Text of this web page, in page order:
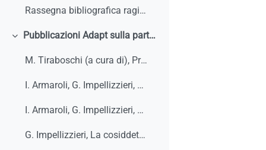
Rassegna bibliografica ragionata per la lettura della legge di iniziativa popolare
Minimizza
Pubblicazioni Adapt sulla partecipazione
M. Tiraboschi (a cura di), Primo commento alla legge di iniziativa popolare sulla partecipazione dei lavoratori, 2025
I. Armaroli, G. Impellizzieri, F. Seghezzi, M. Tiraboschi (a cura di), La partecipazione dei lavoratori. Il contributo dei ricercatori ADAPT, Materiali di discussione 1/2025, 2025
I. Armaroli, G. Impellizzieri, Ancora sulla contrapposizione (teorica) tra partecipazione e contrattazione, Bollettino ADAPT, 27 gennaio 2025, n. 4
G. Impellizzieri, La cosiddetta “partecipazione organizzativa”: un primo bilancio a cinque anni dal Patto per la fabbrica, DRI, 2024